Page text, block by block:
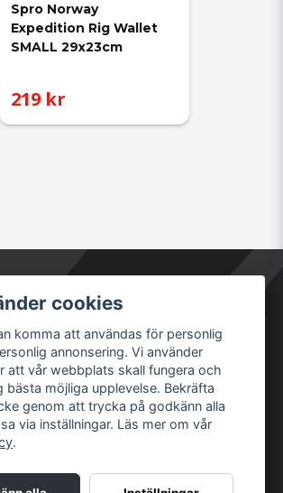
Spro Norway
Expedition Rig Wallet
SMALL 29x23cm
219 kr
cookies
komma att användas för personlig
annonsering. Vi använder
att vår webbplats skall fungera och
bästa möjliga upplevelse. Bekräfta
genom att trycka på godkänn alla
via inställningar. Läs mer om vår
.